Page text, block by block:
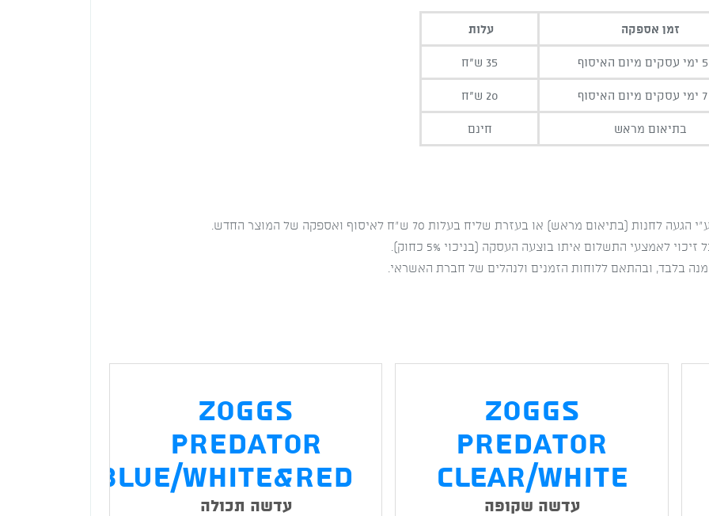
זמן אספקה עלות
35 ש"ח
20 ש"ח
בתיאום מראש חינם
בלבד, ובהתאם ללוחות הזמנים ולנהלים של חברת האשראי.
Zoggs
Predator
Clear/White
עדשה שקופה
Zoggs
Predator
Blue/White&Red
עדשה תכולה